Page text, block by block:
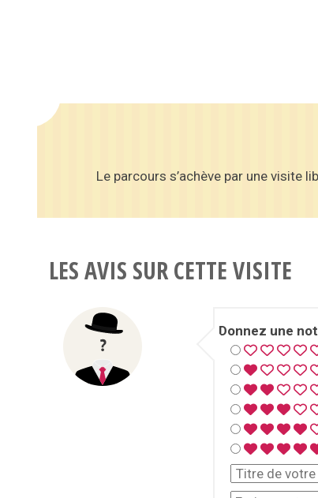
Le parcours s’achève par une visite
LES AVIS SUR CETTE VISITE
Donnez une